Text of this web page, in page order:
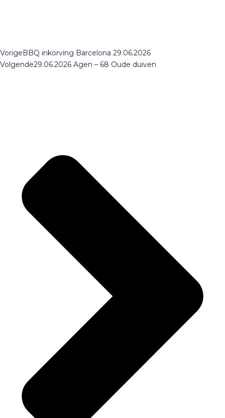
VorigeBBQ inkorving Barcelona 29.06.2026
Volgende29.06.2026 Agen – 68 Oude duiven